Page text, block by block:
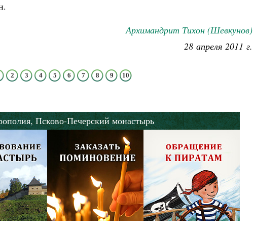
Архимандрит Тихон (Шевкунов)
28 апреля 2011 г.
2 3 4 5 6 7 8 9 10
Псково-Печерский монастырь